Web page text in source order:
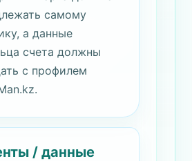
самому
а данные
счета должны
с профилем
/ данные